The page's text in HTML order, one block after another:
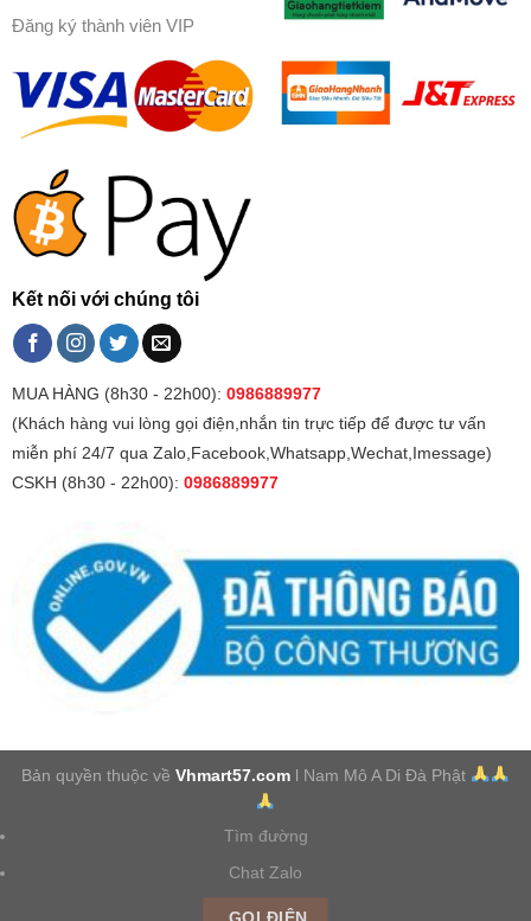
Đăng ký thành viên VIP
Kết nối với chúng tôi
MUA HÀNG (8h30 - 22h00): 0986889977
(Khách hàng vui lòng gọi điện,nhắn tin trực tiếp để được tư vấn
miễn phí 24/7 qua Zalo,Facebook,Whatsapp,Wechat,Imessage)
CSKH (8h30 - 22h00): 0986889977
Bản quyền thuộc vềVhmart57.com l Nam Mô A Di Đà Phật
Tìm đường
Chat Zalo